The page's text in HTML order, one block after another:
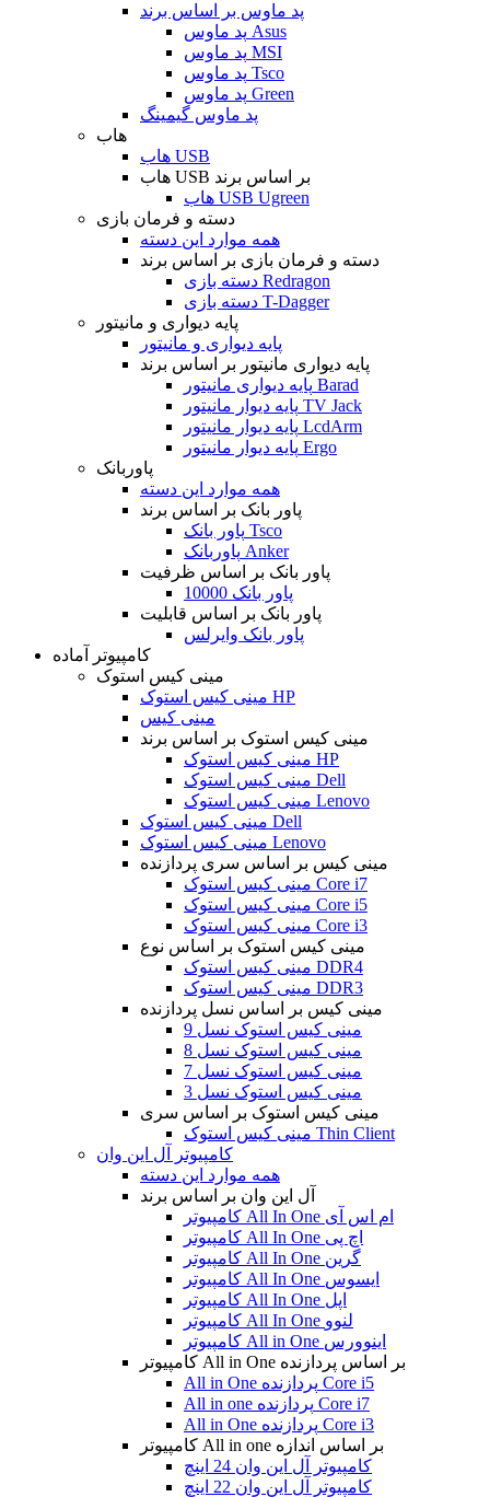
پد ماوس بر اساس برند
پد ماوس Asus
پد ماوس MSI
پد ماوس Tsco
پد ماوس Green
پد ماوس گیمینگ
هاب
هاب USB
هاب USB بر اساس برند
هاب USB Ugreen
دسته و فرمان بازی
همه موارد این دسته
دسته و فرمان بازی بر اساس برند
دسته بازی Redragon
دسته بازی T-Dagger
پایه دیواری و مانیتور
پایه دیواری و مانیتور
پایه دیواری مانیتور بر اساس برند
پایه دیواری مانیتور Barad
پایه دیوار مانیتور TV Jack
پایه دیوار مانیتور LcdArm
پایه دیوار مانیتور Ergo
پاوربانک
همه موارد این دسته
پاور بانک بر اساس برند
پاور بانک Tsco
پاوربانک Anker
پاور بانک بر اساس ظرفیت
پاور بانک 10000
پاور بانک بر اساس قابلیت
پاور بانک وایرلس
کامپیوتر آماده
مینی کیس استوک
مینی کیس استوک HP
مینی کیس
مینی کیس استوک بر اساس برند
مینی کیس استوک HP
مینی کیس استوک Dell
مینی کیس استوک Lenovo
مینی کیس استوک Dell
مینی کیس استوک Lenovo
مینی کیس بر اساس سری پردازنده
مینی کیس استوک Core i7
مینی کیس استوک Core i5
مینی کیس استوک Core i3
مینی کیس استوک بر اساس نوع
مینی کیس استوک DDR4
مینی کیس استوک DDR3
مینی کیس بر اساس نسل پردازنده
مینی کیس استوک نسل 9
مینی کیس استوک نسل 8
مینی کیس استوک نسل 7
مینی کیس استوک نسل 3
مینی کیس استوک بر اساس سری
مینی کیس استوک Thin Client
کامپیوتر آل این وان
همه موارد این دسته
آل این وان بر اساس برند
کامپیوتر All In One ام اس آی
کامپیوتر All In One اچ پی
کامپیوتر All In One گرین
کامپیوتر All In One ایسوس
کامپیوتر All In One اپل
کامپیوتر All In One لنوو
کامپیوتر All in One اینوورس
کامپیوتر All in One بر اساس پردازنده
All in One پردازنده Core i5
All in one پردازنده Core i7
All in One پردازنده Core i3
کامپیوتر All in one بر اساس اندازه
کامپیوتر آل این وان 24 اینچ
کامپیوتر آل این وان 22 اینچ